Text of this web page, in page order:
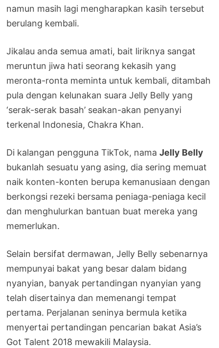
namun masih lagi mengharapkan kasih tersebut
berulang kembali.
Jikalau anda semua amati, bait liriknya sangat
meruntun jiwa hati seorang kekasih yang
meronta-ronta meminta untuk kembali, ditambah
pula dengan kelunakan suara Jelly Belly yang
‘serak-serak basah’ seakan-akan penyanyi
terkenal Indonesia, Chakra Khan.
Di kalangan pengguna TikTok, namaJelly Belly
bukanlah sesuatu yang asing, dia sering memuat
naik konten-konten berupa kemanusiaan dengan
berkongsi rezeki bersama peniaga-peniaga kecil
dan menghulurkan bantuan buat mereka yang
memerlukan.
Selain bersifat dermawan, Jelly Belly sebenarnya
mempunyai bakat yang besar dalam bidang
nyanyian, banyak pertandingan nyanyian yang
telah disertainya dan memenangi tempat
pertama. Perjalanan seninya bermula ketika
menyertai pertandingan pencarian bakat Asia’s
Got Talent 2018 mewakili Malaysia.